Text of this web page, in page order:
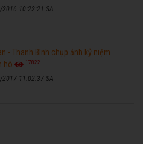
2016 10:22:21 SA
- Thanh Bình chụp ảnh kỷ niệm
hò
17822
2017 11:02:37 SA